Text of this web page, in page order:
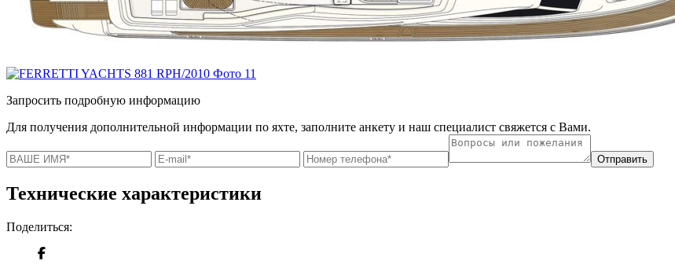
Запросить подробную информацию
Для получения дополнительной информации по яхте, заполните анкету и наш специалист свяжется с Вами.
Отправить
Технические характеристики
Поделиться: